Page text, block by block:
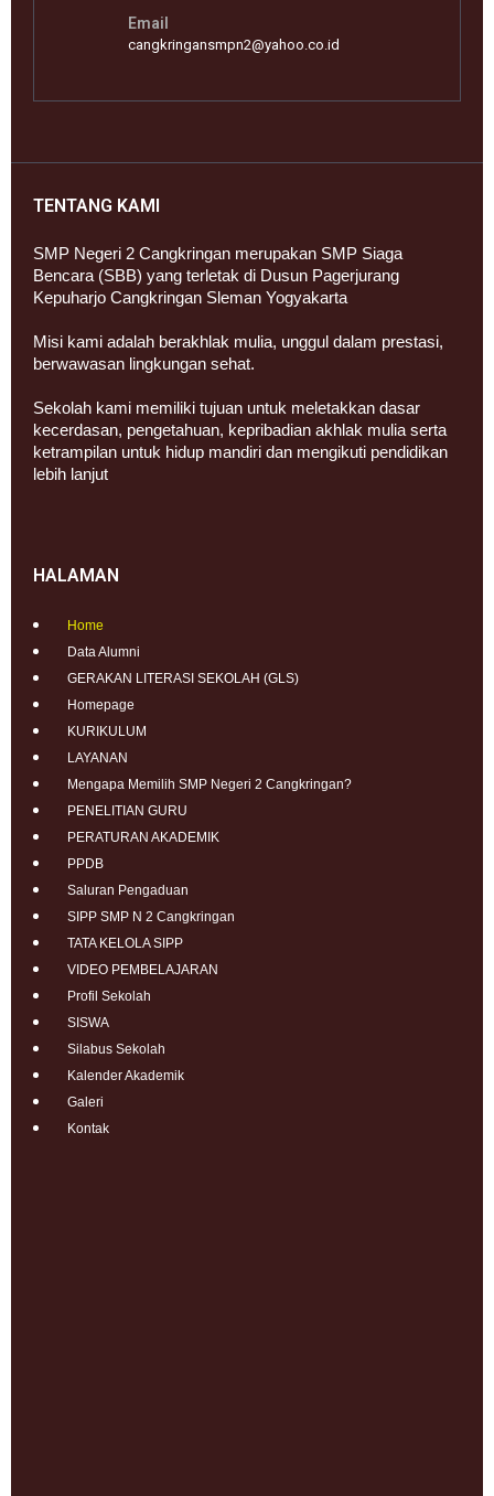
Email
cangkringansmpn2@yahoo.co.id
TENTANG KAMI
SMP Negeri 2 Cangkringan merupakan SMP Siaga
Bencara (SBB) yang terletak di Dusun Pagerjurang
Kepuharjo Cangkringan Sleman Yogyakarta
Misi kami adalah berakhlak mulia, unggul dalam prestasi,
berwawasan lingkungan sehat.
Sekolah kami memiliki tujuan untuk meletakkan dasar
kecerdasan, pengetahuan, kepribadian akhlak mulia serta
ketrampilan untuk hidup mandiri dan mengikuti pendidikan
lebih lanjut
HALAMAN
Home
Data Alumni
GERAKAN LITERASI SEKOLAH (GLS)
Homepage
KURIKULUM
LAYANAN
Mengapa Memilih SMP Negeri 2 Cangkringan?
PENELITIAN GURU
PERATURAN AKADEMIK
PPDB
Saluran Pengaduan
SIPP SMP N 2 Cangkringan
TATA KELOLA SIPP
VIDEO PEMBELAJARAN
Profil Sekolah
SISWA
Silabus Sekolah
Kalender Akademik
Galeri
Kontak